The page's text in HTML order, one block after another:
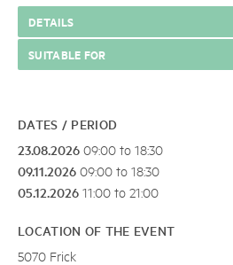
DETAILS
SUITABLE FOR
DATES / PERIOD
23.08.2026 09:00 to 18:30
09.11.2026 09:00 to 18:30
05.12.2026 11:00 to 21:00
LOCATION OF THE EVENT
5070 Frick